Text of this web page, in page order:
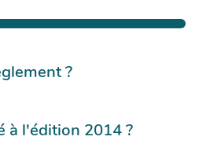
?
à l'édition 2014 ?